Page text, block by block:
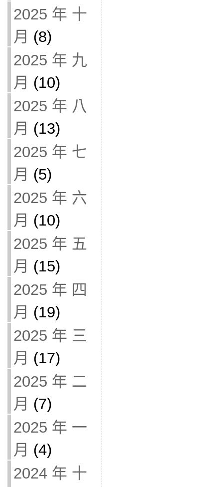
2025 年 十
月 (8)
2025 年 九
月 (10)
2025 年 八
月 (13)
2025 年 七
月 (5)
2025 年 六
月 (10)
2025 年 五
月 (15)
2025 年 四
月 (19)
2025 年 三
月 (17)
2025 年 二
月 (7)
2025 年 一
月 (4)
2024 年 十